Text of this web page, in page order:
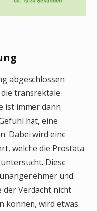
abgeschlossen
transrektale
ist immer dann
hat, eine
Dabei wird eine
welche die Prostata
Diese
und
der Verdacht nicht
können, wird etwas